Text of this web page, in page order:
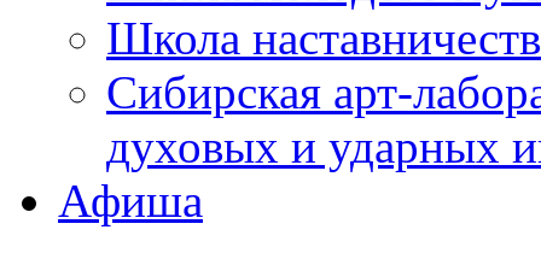
Школа
Сибирская арт-
духовых и ударных
Афиша